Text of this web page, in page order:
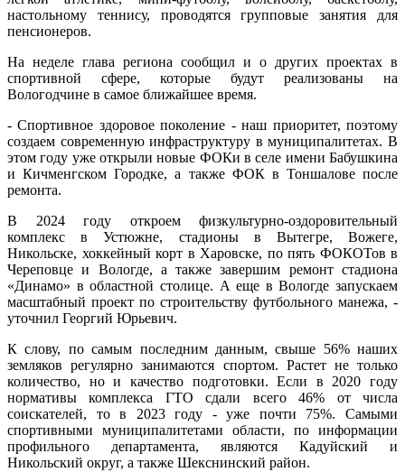
настольному теннису, проводятся групповые занятия для
пенсионеров.
На неделе глава региона сообщил и о других проектах в
спортивной сфере, которые будут реализованы на
Вологодчине в самое ближайшее время.
- Спортивное здоровое поколение - наш приоритет, поэтому
создаем современную инфраструктуру в муниципалитетах. В
этом году уже открыли новые ФОКи в селе имени Бабушкина
и Кичменгском Городке, а также ФОК в Тоншалове после
ремонта.
В 2024 году откроем физкультурно-оздоровительный
комплекс в Устюжне, стадионы в Вытегре, Вожеге,
Никольске, хоккейный корт в Харовске, по пять ФОКОТов в
Череповце и Вологде, а также завершим ремонт стадиона
«Динамо» в областной столице. А еще в Вологде запускаем
масштабный проект по строительству футбольного манежа, -
уточнил Георгий Юрьевич.
К слову, по самым последним данным, свыше 56% наших
земляков регулярно занимаются спортом. Растет не только
количество, но и качество подготовки. Если в 2020 году
нормативы комплекса ГТО сдали всего 46% от числа
соискателей, то в 2023 году - уже почти 75%. Самыми
спортивными муниципалитетами области, по информации
профильного департамента, являются Кадуйский и
Никольский округ, а также Шекснинский район.